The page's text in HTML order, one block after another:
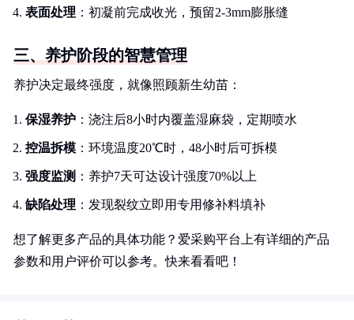
表面处理 ：初凝前完成收光，预留2-3mm膨胀缝
三、养护阶段的智慧管理
养护决定最终强度，就像照顾新生幼苗：
保湿养护 ：浇注后8小时内覆盖湿麻袋，定期喷水
控温拆模 ：环境温度20℃时，48小时后可拆模
强度监测 ：养护7天可达设计强度70%以上
缺陷处理 ：发现裂纹立即用专用修补料填补
想了解更多产品的具体功能？爱采购平台上有详细的产品
参数和用户评价可以参考。快来看看吧！